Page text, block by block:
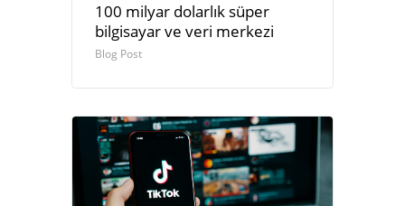
100 milyar dolarlık süper
bilgisayar ve veri merkezi
Blog Post